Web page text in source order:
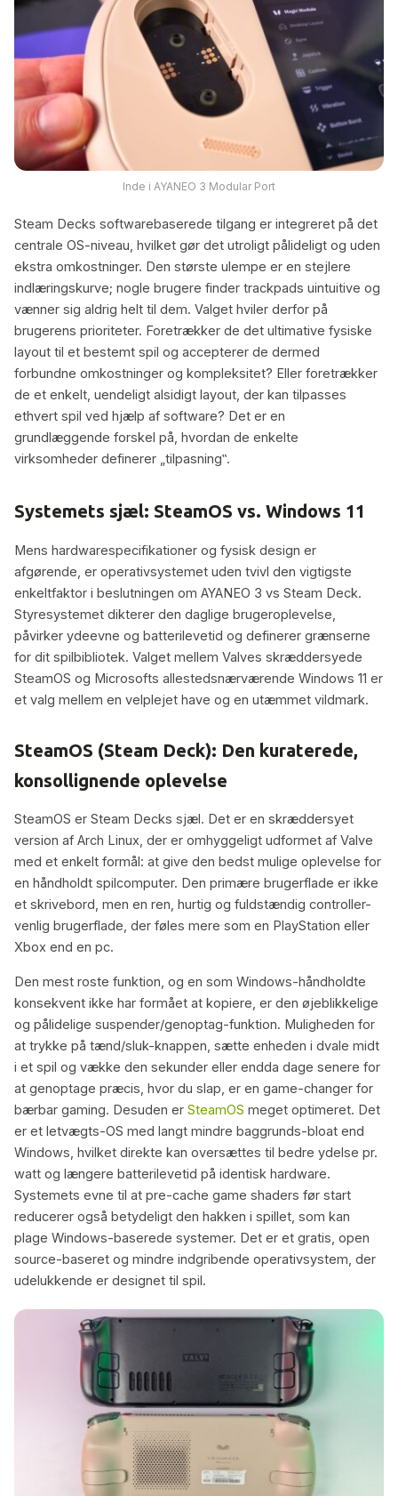
Inde i AYANEO 3 Modular Port
Steam Decks softwarebaserede tilgang er integreret på det
centrale OS-niveau, hvilket gør det utroligt pålideligt og uden
ekstra omkostninger. Den største ulempe er en stejlere
indlæringskurve; nogle brugere finder trackpads uintuitive og
vænner sig aldrig helt til dem. Valget hviler derfor på
brugerens prioriteter. Foretrækker de det ultimative fysiske
layout til et bestemt spil og accepterer de dermed
forbundne omkostninger og kompleksitet? Eller foretrækker
de et enkelt, uendeligt alsidigt layout, der kan tilpasses
ethvert spil ved hjælp af software? Det er en
grundlæggende forskel på, hvordan de enkelte
virksomheder definerer „tilpasning‟.
Systemets sjæl: SteamOS vs. Windows 11
Mens hardwarespecifikationer og fysisk design er
afgørende, er operativsystemet uden tvivl den vigtigste
enkeltfaktor i beslutningen om AYANEO 3 vs Steam Deck.
Styresystemet dikterer den daglige brugeroplevelse,
påvirker ydeevne og batterilevetid og definerer grænserne
for dit spilbibliotek. Valget mellem Valves skræddersyede
SteamOS og Microsofts allestedsnærværende Windows 11 er
et valg mellem en velplejet have og en utæmmet vildmark.
SteamOS (Steam Deck): Den kuraterede,
konsollignende oplevelse
SteamOS er Steam Decks sjæl. Det er en skræddersyet
version af Arch Linux, der er omhyggeligt udformet af Valve
med et enkelt formål: at give den bedst mulige oplevelse for
en håndholdt spilcomputer. Den primære brugerflade er ikke
et skrivebord, men en ren, hurtig og fuldstændig controller-
venlig brugerflade, der føles mere som en PlayStation eller
Xbox end en pc.
Den mest roste funktion, og en som Windows-håndholdte
konsekvent ikke har formået at kopiere, er den øjeblikkelige
og pålidelige suspender/genoptag-funktion. Muligheden for
at trykke på tænd/sluk-knappen, sætte enheden i dvale midt
i et spil og vække den sekunder eller endda dage senere for
at genoptage præcis, hvor du slap, er en game-changer for
bærbar gaming. Desuden er SteamOS meget optimeret. Det
er et letvægts-OS med langt mindre baggrunds-bloat end
Windows, hvilket direkte kan oversættes til bedre ydelse pr.
watt og længere batterilevetid på identisk hardware.
Systemets evne til at pre-cache game shaders før start
reducerer også betydeligt den hakken i spillet, som kan
plage Windows-baserede systemer. Det er et gratis, open
source-baseret og mindre indgribende operativsystem, der
udelukkende er designet til spil.